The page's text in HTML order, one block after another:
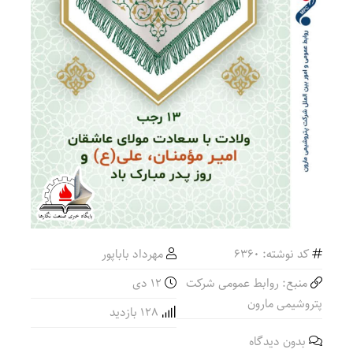
کد نوشته: 6360
مهرداد باباپور
منبع: روابط عمومی شرکت
پتروشیمی مارون
بدون دیدگاه